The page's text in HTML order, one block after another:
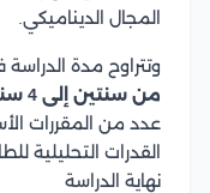
المجال الديناميكي.
وتتراوح مدة
من سنتين إلى 4 سنوات دراسية،
عدد من المقررات
القدرات التحليلية
نهاية الدراسة